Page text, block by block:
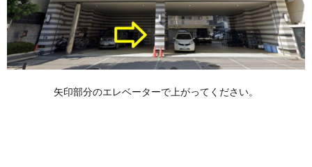
矢印部分のエレベーターで上がってください。